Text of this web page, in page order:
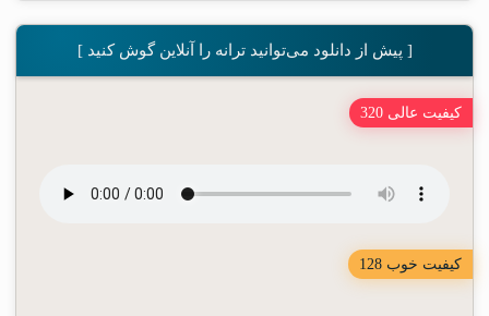
[ پیش از دانلود می‌توانید ترانه را آنلاین گوش کنید ]
کیفیت عالی 320
کیفیت خوب 128